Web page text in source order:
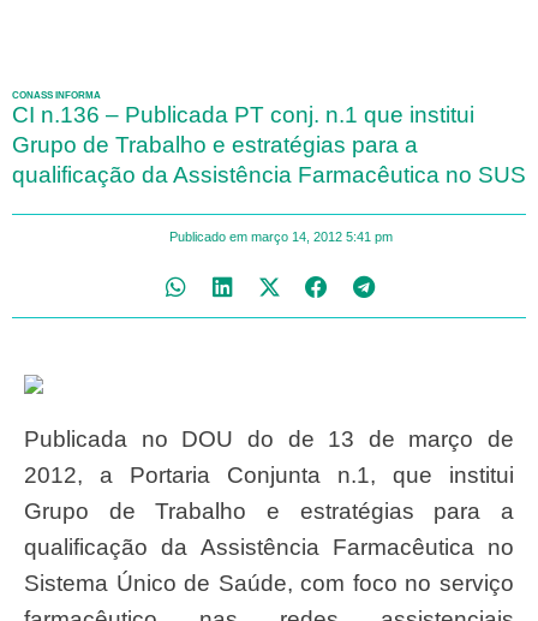
CONASS INFORMA
CI n.136 – Publicada PT conj. n.1 que institui
Grupo de Trabalho e estratégias para a
qualificação da Assistência Farmacêutica no SUS
Publicado em março 14, 2012 5:41 pm
Publicada no DOU do de 13 de março de
2012, a Portaria Conjunta n.1, que institui
Grupo de Trabalho e estratégias para a
qualificação da Assistência Farmacêutica no
Sistema Único de Saúde, com foco no serviço